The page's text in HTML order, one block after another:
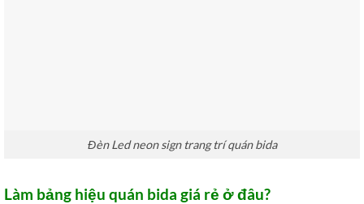
Đèn Led neon sign trang trí quán bida
Làm bảng hiệu quán bida giá rẻ ở đâu?